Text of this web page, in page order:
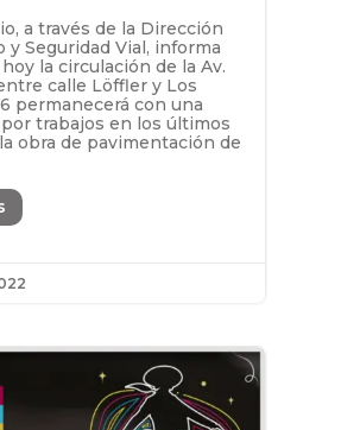
a través de la Dirección
y Seguridad Vial, informa
la circulación de la Av.
calle Löffler y Los
permanecerá con una
trabajos en los últimos
obra de pavimentación de